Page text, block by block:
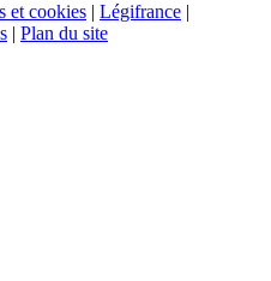
et cookies | Légifrance |
| Plan du site